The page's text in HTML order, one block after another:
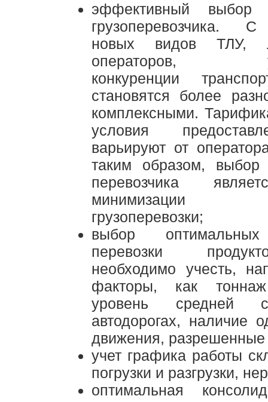
эффективный выбор
грузоперевозчика.
новых видов ТЛУ,
операторов,
конкуренции
становятся более
комплексными.
условия
варьируют от
таким образом, выбор
перевозчика
минимизации
грузоперевозки;
выбор
перевозки
необходимо учесть,
факторы, как тоннаж
уровень средней
автодорогах, наличие
движения, разрешенные
учет графика работы
погрузки и разгрузки,
оптимальная